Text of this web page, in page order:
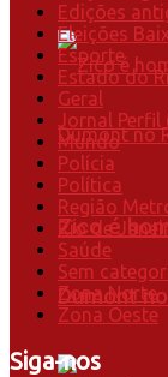
Zico é
Dumont
Edições
Eleições
Esporte
Estado do
Geral
Jornal Perfil
Mundo
Polícia
Política
Região
Rio de
Saúde
Sem
Zona Norte
Zona Oeste
Siga-nos